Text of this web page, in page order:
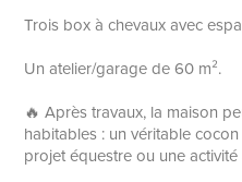
Trois box à chevaux avec
Un atelier/garage de 60 m².
🔥 Après travaux, la maison
habitables : un véritable
projet équestre ou une